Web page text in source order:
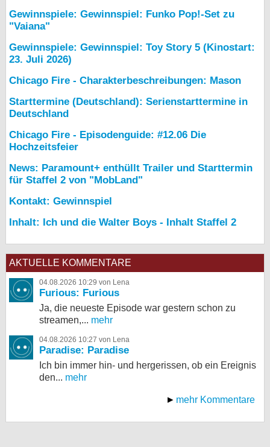
Gewinnspiele: Gewinnspiel: Funko Pop!-Set zu
"Vaiana"
Gewinnspiele: Gewinnspiel: Toy Story 5 (Kinostart:
23. Juli 2026)
Chicago Fire - Charakterbeschreibungen: Mason
Starttermine (Deutschland): Serienstarttermine in
Deutschland
Chicago Fire - Episodenguide: #12.06 Die
Hochzeitsfeier
News: Paramount+ enthüllt Trailer und Starttermin
für Staffel 2 von "MobLand"
Kontakt: Gewinnspiel
Inhalt: Ich und die Walter Boys - Inhalt Staffel 2
AKTUELLE KOMMENTARE
04.08.2026 10:29 von Lena
Furious: Furious
Ja, die neueste Episode war gestern schon zu
streamen,... mehr
04.08.2026 10:27 von Lena
Paradise: Paradise
Ich bin immer hin- und hergerissen, ob ein Ereignis
den... mehr
mehr Kommentare